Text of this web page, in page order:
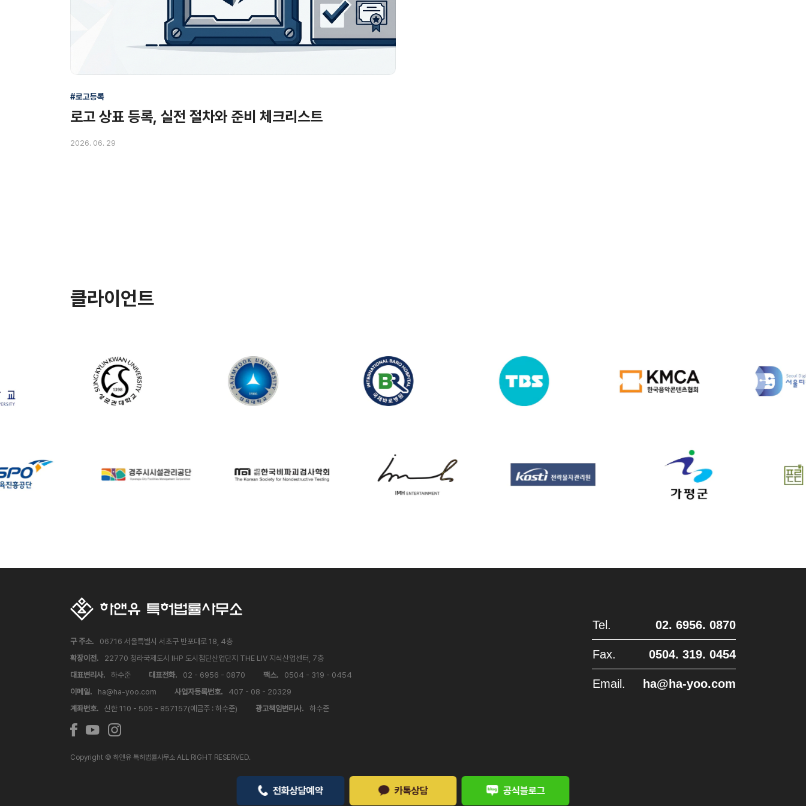
전화상담예약 카톡상담 공식블로그
#로고등록
로고 상표 등록, 실전 절차와 준비 체크리스트
2026. 06. 29
클라이언트
구 주소.
06716 서울특별시 서초구 반포대로 18, 4층
확장이전.
22770 청라국제도시 IHP 도시첨단산업단지 THE LIV 지식산업센터, 7층
대표변리사.
하수준 대표전화. 02 - 6956 - 0870 팩스.
0504 - 319 - 0454
이메일.
ha@ha-yoo.com 사업자등록번호.
407 - 08 - 20329
계좌번호.
신한 110 - 505 - 857157(예금주 : 하수준) 광고책임변리사. 하수준
Copyright © 하앤유 특허법률사무소 ALL RIGHT RESERVED.
Tel. 02. 6956. 0870
Fax. 0504. 319. 0454
Email. ha@ha-yoo.com